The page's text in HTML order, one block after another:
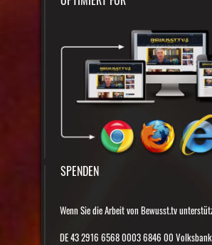
SPENDEN
Wenn Sie die Arbeit von Bewusst.tv
DE 43 2916 6568 0003 6846 00